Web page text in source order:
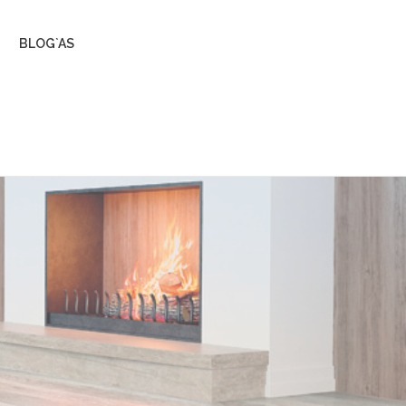
BLOG`AS